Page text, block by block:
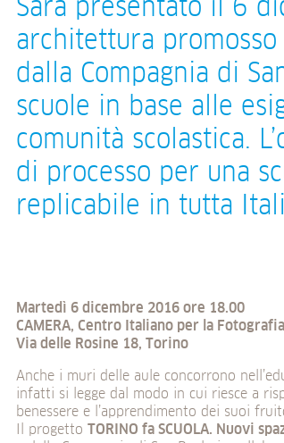
Sarà presentato il 6
architettura
dalla Compagnia di
scuole in base alle
comunità scolastica.
di processo per una
replicabile in tutta
Martedì 6 dicembre 2016 ore 18.00
CAMERA, Centro Italiano per la Fotografia
Via delle Rosine 18, Torino
Anche i muri delle aule concorrono
infatti si legge dal modo in cui riesce a
benessere e l’apprendimento dei suoi
Il progetto TORINO fa SCUOLA. Nuovi